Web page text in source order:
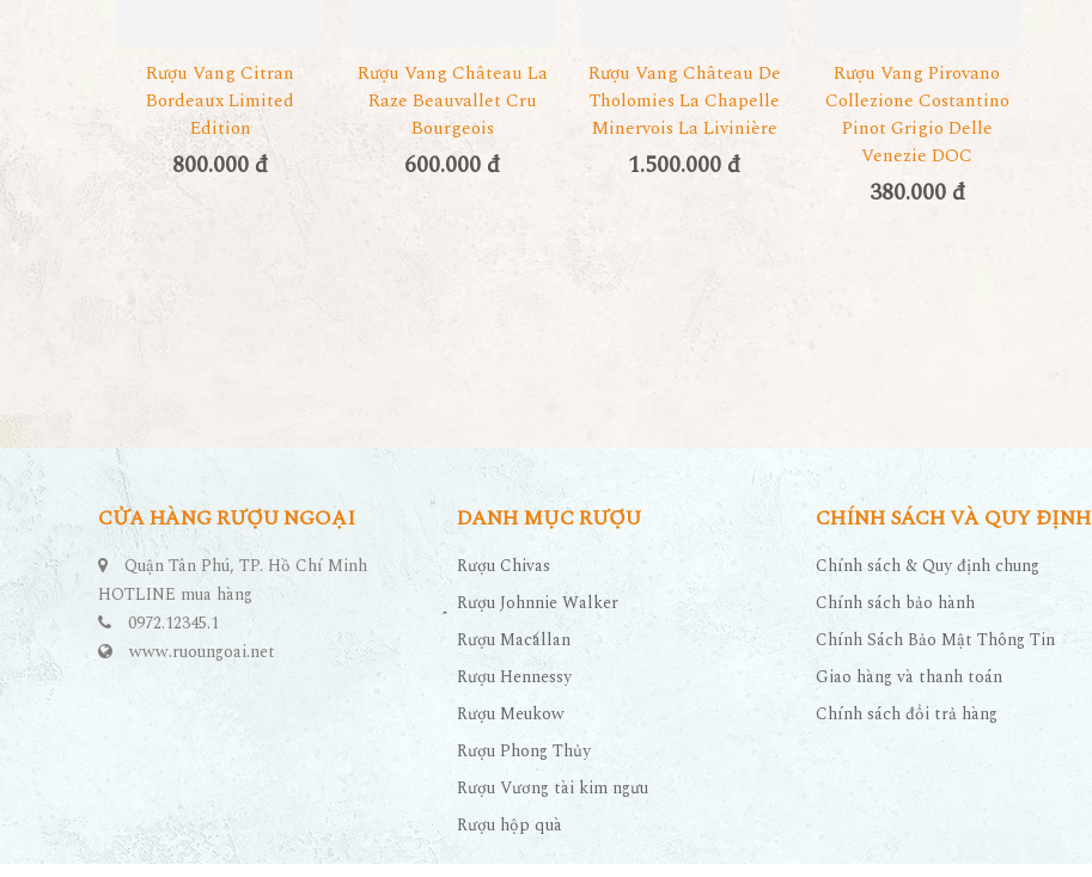
Rượu Vang Citran
Bordeaux Limited
Edition
800.000 đ
Rượu Vang Château La
Raze Beauvallet Cru
Bourgeois
600.000 đ
Rượu Vang Château De
Tholomies La Chapelle
Minervois La Livinière
1.500.000 đ
Rượu Vang Pirovano
Collezione Costantino
Pinot Grigio Delle
Venezie DOC
380.000 đ
CỬA HÀNG RƯỢU NGOẠI
Quận Tân Phú, TP. Hồ Chí Minh
HOTLINE mua hàng
0972.12345.1
www.ruoungoai.net
DANH MỤC RƯỢU
Rượu Chivas
Rượu Johnnie Walker
Rượu Macallan
Rượu Hennessy
Rượu Meukow
Rượu Phong Thủy
Rượu Vương tài kim ngưu
Rượu hộp quà
CHÍNH SÁCH VÀ QUY ĐỊNH
Chính sách & Quy định chung
Chính sách bảo hành
Chính Sách Bảo Mật Thông Tin
Giao hàng và thanh toán
Chính sách đổi trả hàng